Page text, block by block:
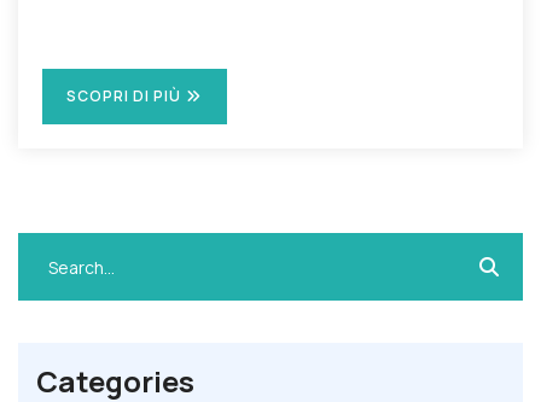
SCOPRI DI PIÙ
Categories